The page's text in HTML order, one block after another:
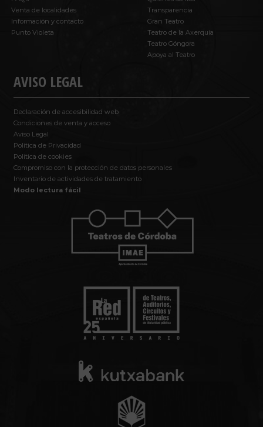
Venta de localidades
Información y contacto
Punto Violeta
AVISO LEGAL
Declaración de accesibilidad web
Condiciones de venta y acceso
Aviso Legal
Política de Privacidad
Política de cookies
Compromiso con la protección de datos personales
Inventario de actividades de tratamiento
Modo lectura fácil
Transparencia
Gran Teatro
Teatro de la Axerquía
Teatro Góngora
Apoya al Teatro